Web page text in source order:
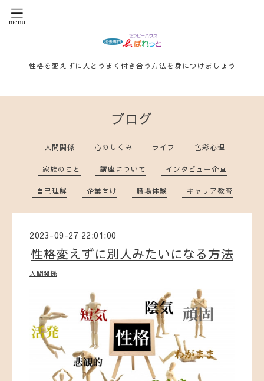
性格を変えずに人とうまく付き合う方法を身につけましょう
ブログ
人間関係 心のしくみ ライフ 色彩心理
家族のこと 講座について インタビュー企画
自己理解 企業向け 職場体験 キャリア教育
2023-09-27 22:01:00
性格変えずに別人みたいになる方法
人間関係